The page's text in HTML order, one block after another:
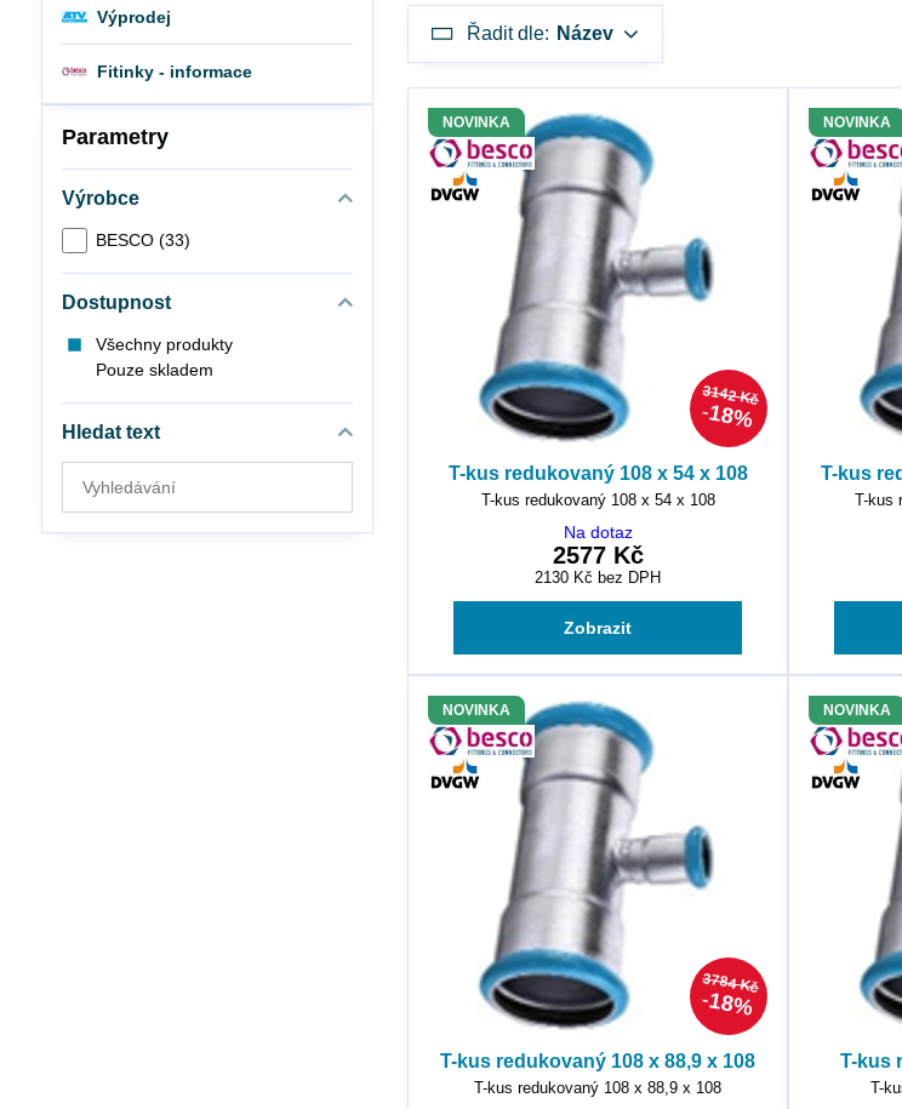
Řadit dle: Název
3142 Kč
18%
NOVINKA
T-kus redukovaný 108 x 54 x 108
T-kus redukovaný 108 x 54 x 108
Na dotaz
2577 Kč
2130 Kč bez DPH
Zobrazit
NOVINKA
T-kus
T-kus
3784 Kč
18%
NOVINKA
T-kus redukovaný 108 x 88,9 x 108
T-kus redukovaný 108 x 88,9 x 108
NOVINKA
T-kus
Parametry
Výrobce
BESCO (33)
Dostupnost
Všechny produkty
Pouze skladem
Hledat text
výsledky
filtru
Výprodej
Fitinky - informace